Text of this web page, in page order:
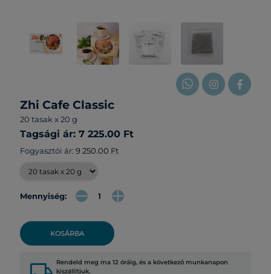
Zhi Cafe Classic
20 tasak x 20 g
Tagsági ár: 7 225.00 Ft
Fogyasztói ár: 9 250.00 Ft
Mennyiség:
KOSÁRBA
Rendeld meg ma 12 óráig, és a következő munkanapon
kiszállítjuk.